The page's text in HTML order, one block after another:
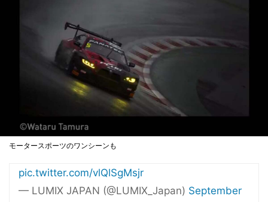
モータースポーツのワンシーンも
pic.twitter.com/vlQlSgMsjr
— LUMIX JAPAN (@LUMIX_Japan) September